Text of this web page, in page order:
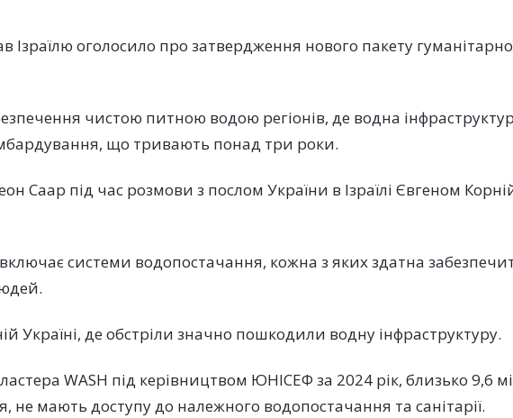
Ізраїлю оголосило про затвердження нового пакету
чистою питною водою регіонів, де водна
що тривають понад три роки.
Саар під час розмови з послом України в Ізраїлі Євгеном
системи водопостачання, кожна з яких здатна
Україні, де обстріли значно пошкодили водну інфраструктуру.
WASH під керівництвом ЮНІСЕФ за 2024 рік, близько 9,6
не мають доступу до належного водопостачання та санітарії.